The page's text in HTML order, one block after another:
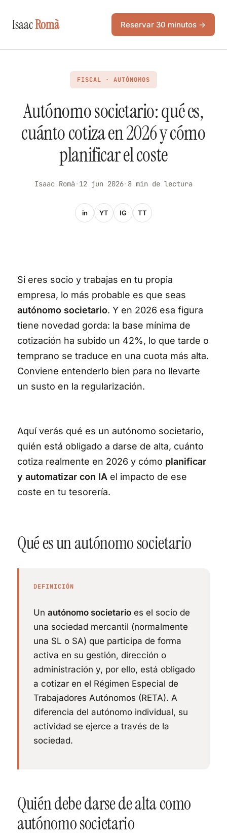
IsaacRomà Reservar 30 minutos →
FISCAL · AUTÓNOMOS
Autónomo societario: qué es,
cuánto cotiza en 2026 y cómo
planificar el coste
Isaac Romà · 12 jun 2026· 8 min de lectura
in YT IG TT
Si eres socio y trabajas en tu propia
empresa, lo más probable es que seas
autónomo societario. Y en 2026 esa figura
tiene novedad gorda: la base mínima de
cotización ha subido un 42%, lo que tarde o
temprano se traduce en una cuota más alta.
Conviene entenderlo bien para no llevarte
un susto en la regularización.
Aquí verás qué es un autónomo societario,
quién está obligado a darse de alta, cuánto
cotiza realmente en 2026 y cómo planificar
y automatizar con IA el impacto de ese
coste en tu tesorería.
Qué es un autónomo societario
DEFINICIÓN
Un autónomo societario es el socio de
una sociedad mercantil (normalmente
una SL o SA) que participa de forma
activa en su gestión, dirección o
administración y, por ello, está obligado
a cotizar en el Régimen Especial de
Trabajadores Autónomos (RETA). A
diferencia del autónomo individual, su
actividad se ejerce a través de la
sociedad.
Quién debe darse de alta como
autónomo societario